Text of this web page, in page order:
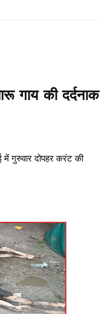
गाय की दर्दनाक
में गुरुवार दोपहर करंट की